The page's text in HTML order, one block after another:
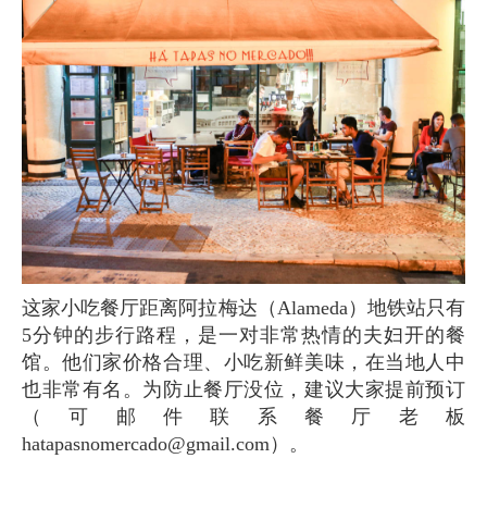
这家小吃餐厅距离阿拉梅达（Alameda）地铁站只有
5分钟的步行路程，是一对非常热情的夫妇开的餐
馆。他们家价格合理、小吃新鲜美味，在当地人中
也非常有名。为防止餐厅没位，建议大家提前预订
（可邮件联系餐厅老板
hatapasnomercado@gmail.com ）。